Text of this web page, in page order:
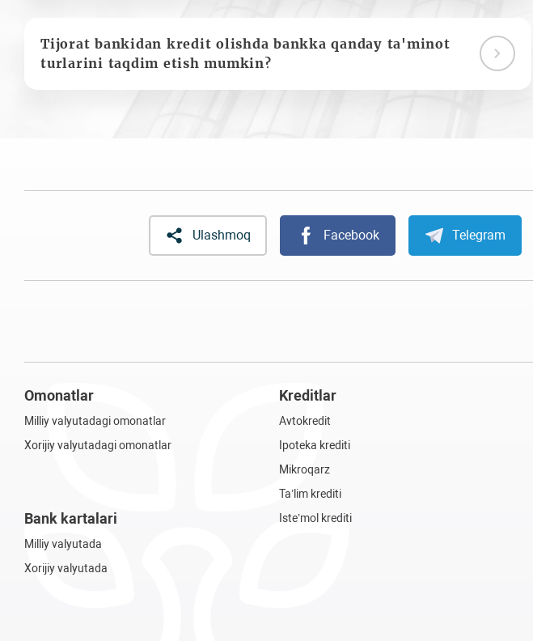
Tijorat bankidan kredit olishda bankka qanday ta'minot
turlarini taqdim etish mumkin?
Ulashmoq Facebook Telegram
Omonatlar
Milliy valyutadagi omonatlar
Xorijiy valyutadagi omonatlar
Bank kartalari
Milliy valyutada
Xorijiy valyutada
Kreditlar
Avtokredit
Ipoteka krediti
Mikroqarz
Ta’lim krediti
Iste’mol krediti